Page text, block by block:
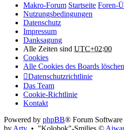
Makro-Forum Startseite Foren-
Nutzungsbedingungen
Datenschutz
Impressum
Danksagung
Alle Zeiten sind UTC+02:00
Cookies
Alle Cookies des Boards löschen
Datenschutzrichtlinie
Das Team
Cookie-Richtlinie
Kontakt
Powered by phpBB® Forum
by Arty • "Kolobok"-Smilies ©